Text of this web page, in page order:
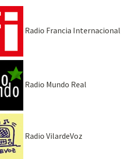
Radio Francia Internacional
Radio Mundo Real
Radio VilardeVoz